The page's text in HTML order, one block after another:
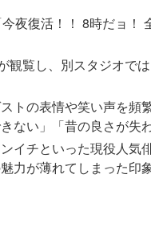
夜復活！！ 8時だョ！
観覧し、別スタジオで
トの表情や笑い声を頻
ない」「昔の良さが失
イチといった現役人気
力が薄れてしまった印象